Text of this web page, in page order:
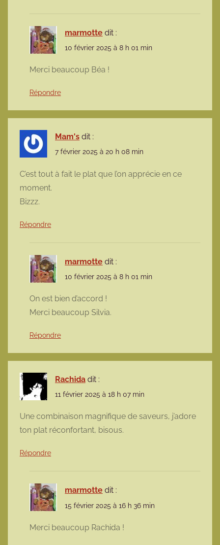
marmotte dit :
10 février 2025 à 8 h 01 min
Merci beaucoup Béa !
Répondre
Mam's dit :
7 février 2025 à 20 h 08 min
C’est tout à fait le plat que l’on apprécie en ce
moment.
Bizzz.
Répondre
marmotte dit :
10 février 2025 à 8 h 01 min
On est bien d’accord !
Merci beaucoup Silvia.
Répondre
Rachida dit :
11 février 2025 à 18 h 07 min
Une combinaison magnifique de saveurs, j’adore
ton plat réconfortant, bisous.
Répondre
marmotte dit :
15 février 2025 à 16 h 36 min
Merci beaucoup Rachida !